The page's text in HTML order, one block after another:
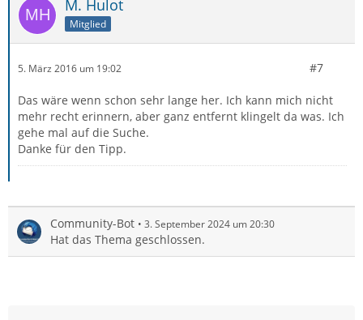
M. Hulot
Mitglied
5. März 2016 um 19:02 #7
Das wäre wenn schon sehr lange her. Ich kann mich nicht
mehr recht erinnern, aber ganz entfernt klingelt da was. Ich
gehe mal auf die Suche.
Danke für den Tipp.
Community-Bot 3. September 2024 um 20:30
Hat das Thema geschlossen.